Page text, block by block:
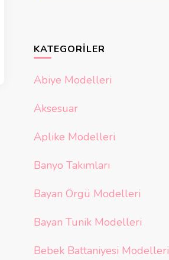
KATEGORILER
Abiye Modelleri
Aksesuar
Aplike Modelleri
Banyo Takımları
Bayan Örgü Modelleri
Bayan Tunik Modelleri
Bebek Battaniyesi Modelleri